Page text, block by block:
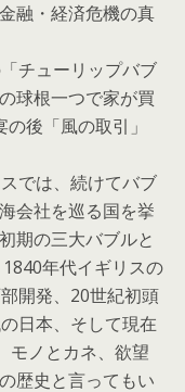
融・経済危機の真
チューリップバブ
球根一つで家が買
後「風の取引」
では、続けてバブ
会社を巡る国を挙
期の三大バブルと
年代イギリスの
開発、20世紀初頭
日本、そして現在
モノとカネ、欲望
歴史と言ってもい